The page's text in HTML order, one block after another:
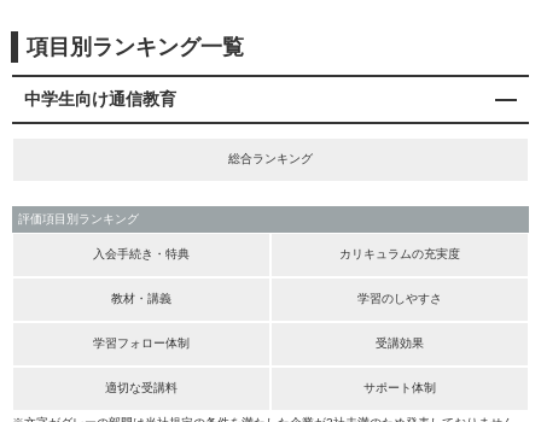
項目別ランキング一覧
中学生向け通信教育
総合ランキング
評価項目別ランキング
入会手続き・特典 カリキュラムの充実度
教材・講義 学習のしやすさ
学習フォロー体制 受講効果
適切な受講料 サポート体制